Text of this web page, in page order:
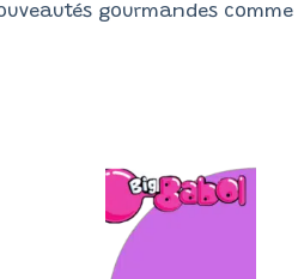
gourmandes